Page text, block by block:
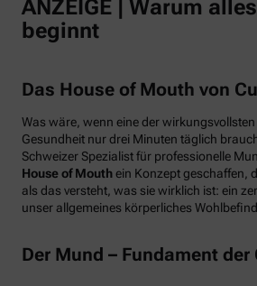
ANZEIGE | Warum
beginnt
Das House of Mouth von
Was wäre, wenn eine der
Gesundheit nur drei Minuten täglich
Schweizer Spezialist für professionelle
House of Mouthein Konzept geschaffen,
als das versteht, was sie wirklich ist: ein
unser allgemeines körperliches
Der Mund – Fundament